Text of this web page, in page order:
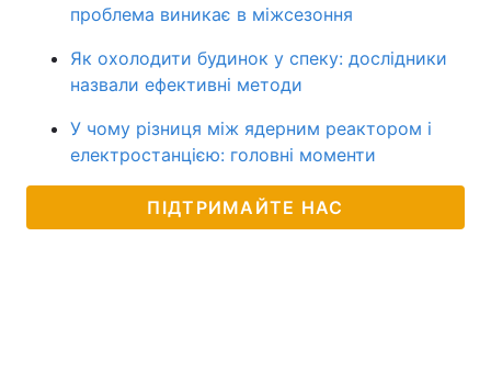
проблема виникає в міжсезоння
Як охолодити будинок у спеку: дослідники
назвали ефективні методи
У чому різниця між ядерним реактором і
електростанцією: головні моменти
ПІДТРИМАЙТЕ НАС